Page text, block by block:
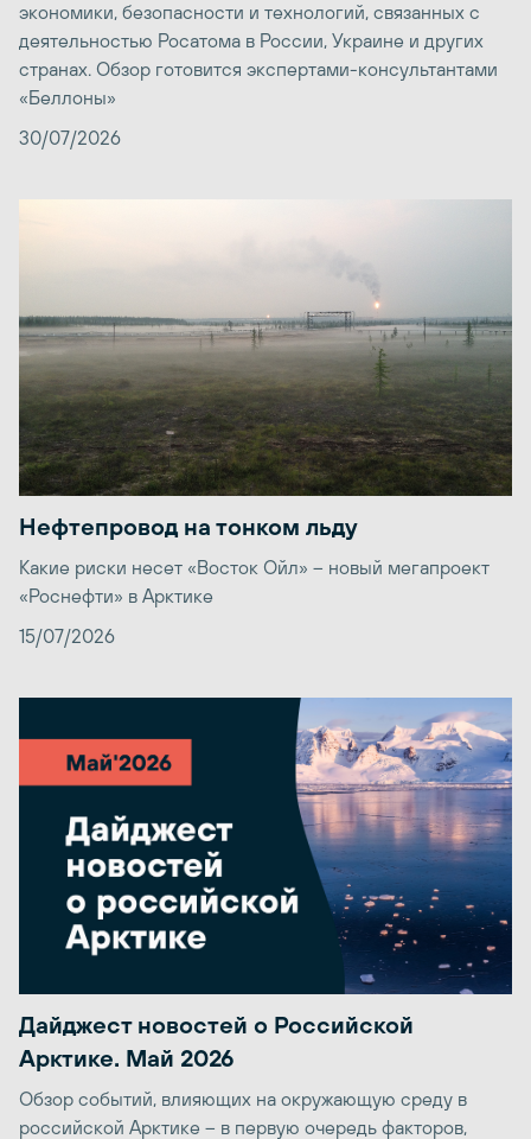
экономики, безопасности и технологий, связанных с
деятельностью Росатома в России, Украине и других
странах. Обзор готовится экспертами-консультантами
«Беллоны»
30/07/2026
Нефтепровод на тонком льду
Какие риски несет «Восток Ойл» – новый мегапроект
«Роснефти» в Арктике
15/07/2026
Дайджест новостей о Российской
Арктике. Май 2026
Обзор событий, влияющих на окружающую среду в
российской Арктике – в первую очередь факторов,